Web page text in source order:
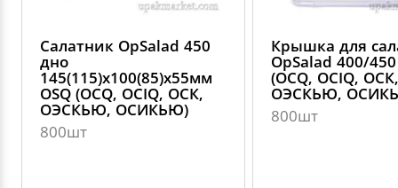
Салатник OpSalad 450
дно
145(115)х100(85)х55мм
OSQ (OCQ, OCIQ, ОСК,
ОЭСКЬЮ, ОСИКЬЮ)
800шт
Крышка для
OpSalad 400/450
(OCQ, OCIQ, ОСК,
ОЭСКЬЮ,
800шт